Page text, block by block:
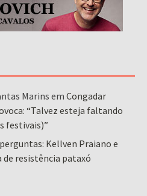
Marins emCongadar
“Talvez esteja faltando
festivais)”
Kellven Praiano e
resistência pataxó